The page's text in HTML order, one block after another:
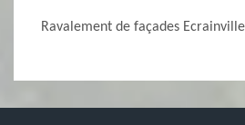
Ravalement de façades